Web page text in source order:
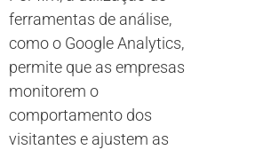
ferramentas de análise,
como o Google Analytics,
permite que as empresas
monitorem o
comportamento dos
visitantes e ajustem as